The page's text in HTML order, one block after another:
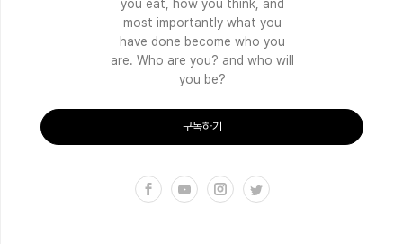
you eat, how you think, and
most importantly what you
have done become who you
are. Who are you? and who will
you be?
구독하기